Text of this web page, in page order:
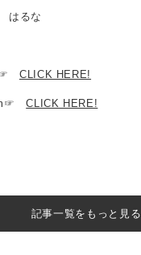
はるな
CLICK HERE!
CLICK HERE!
記事一覧をもっと見る